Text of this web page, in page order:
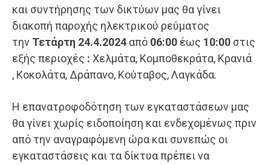
και συντήρησης των δικτύων μας θα γίνει
διακοπή παροχής ηλεκτρικού ρεύματος
την Τετάρτη 24.4.2024 από 06:00 έως 10:00 στις
εξής περιοχές : Χελμάτα, Κομποθεκράτα, Κρανιά
, Κοκολάτα, Δράπανο, Κούταβος, Λαγκάδα.
Η επανατροφοδότηση των εγκαταστάσεων μας
θα γίνει χωρίς ειδοποίηση και ενδεχομένως πριν
από την αναγραφόμενη ώρα και συνεπώς οι
εγκαταστάσεις και τα δίκτυα πρέπει να